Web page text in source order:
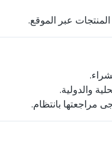
عبر الموقع.
والدولية.
بانتظام.